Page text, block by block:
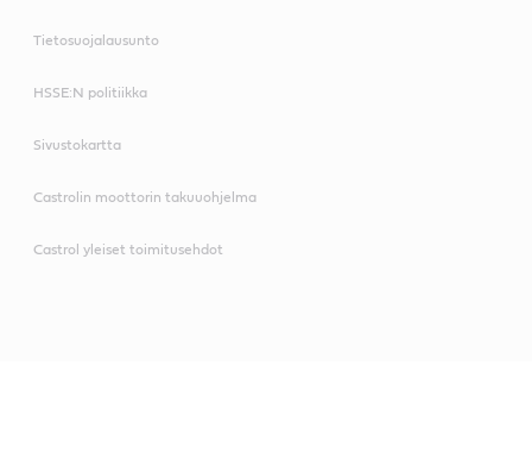
Tietosuojalausunto
HSSE:N politiikka
Sivustokartta
Castrolin moottorin takuuohjelma
Castrol yleiset toimitusehdot